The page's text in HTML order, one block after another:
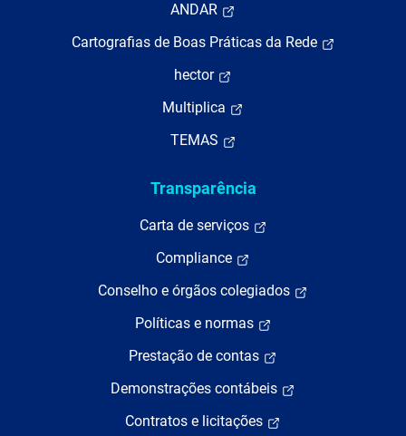
ANDAR
Cartografias de Boas Práticas da Rede
hector
Multiplica
TEMAS
Transparência
Carta de serviços
Compliance
Conselho e órgãos colegiados
Políticas e normas
Prestação de contas
Demonstrações contábeis
Contratos e licitações